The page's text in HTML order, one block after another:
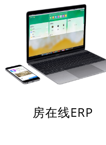
房在线ERP